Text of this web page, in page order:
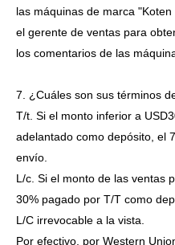
las máquinas de marca
el gerente de ventas para
los comentarios de las
7. ¿Cuáles son sus términos
T/t. Si el monto inferior a
adelantado como depósito, el
envío.
L/c. Si el monto de las ventas
30% pagado por T/T como
L/C irrevocable a la vista.
Por efectivo, por Western